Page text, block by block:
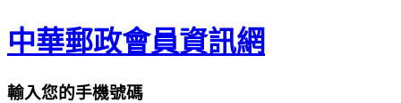
中華郵政會員資訊網
輸入您的手機號碼